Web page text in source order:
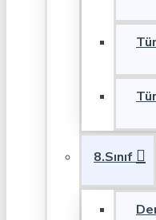
8.Sınıf